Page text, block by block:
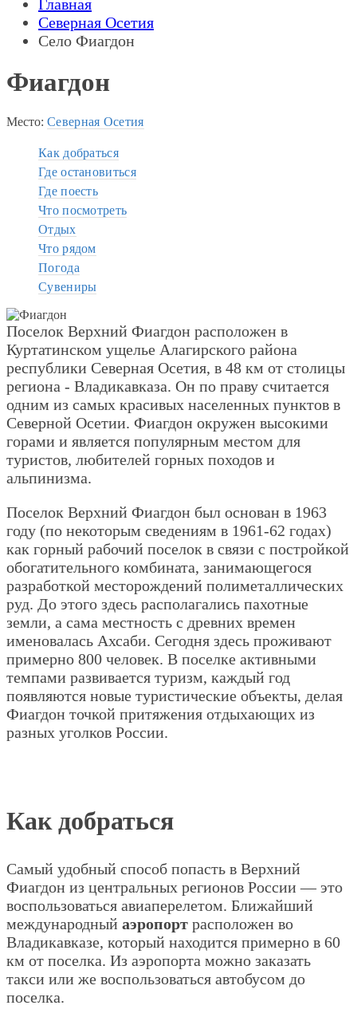
Главная
Северная Осетия
Село Фиагдон
Фиагдон
Место: Северная Осетия
Как добраться
Где остановиться
Где поесть
Что посмотреть
Отдых
Что рядом
Погода
Сувениры
Поселок Верхний Фиагдон расположен в
Куртатинском ущелье Алагирского района
республики Северная Осетия, в 48 км от столицы
региона - Владикавказа. Он по праву считается
одним из самых красивых населенных пунктов в
Северной Осетии. Фиагдон окружен высокими
горами и является популярным местом для
туристов, любителей горных походов и
альпинизма.
Поселок Верхний Фиагдон был основан в 1963
году (по некоторым сведениям в 1961-62 годах)
как горный рабочий поселок в связи с постройкой
обогатительного комбината, занимающегося
разработкой месторождений полиметаллических
руд. До этого здесь располагались пахотные
земли, а сама местность с древних времен
именовалась Ахсаби. Сегодня здесь проживают
примерно 800 человек. В поселке активными
темпами развивается туризм, каждый год
появляются новые туристические объекты, делая
Фиагдон точкой притяжения отдыхающих из
разных уголков России.
Как добраться
Самый удобный способ попасть в Верхний
Фиагдон из центральных регионов России — это
воспользоваться авиаперелетом. Ближайший
международный аэропорт расположен во
Владикавказе, который находится примерно в 60
км от поселка. Из аэропорта можно заказать
такси или же воспользоваться автобусом до
поселка.